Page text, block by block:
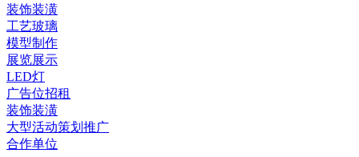
装饰装潢
工艺玻璃
模型制作
展览展示
LED灯
广告位招租
装饰装潢
大型活动策划推广
合作单位